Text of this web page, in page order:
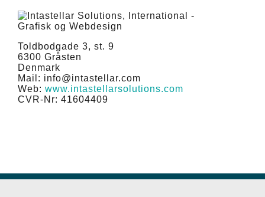
Toldbodgade 3, st. 9
6300 Gråsten
Denmark
Mail: info@intastellar.com
Web: www.intastellarsolutions.com
CVR-Nr: 41604409